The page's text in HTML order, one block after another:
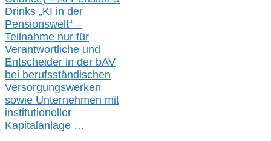
Drinks „KI in der
Pensionswelt“ –
Teilnahme nur für
Verantwortliche und
Entscheider in der bAV
bei berufsständischen
Versorgungswerken
sowie Unternehmen mit
institutioneller
Kapitalanlage …